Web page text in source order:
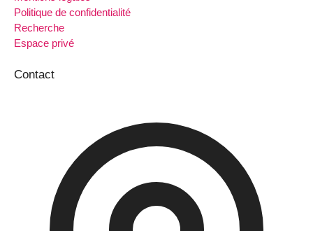
Politique de confidentialité
Recherche
Espace privé
Contact